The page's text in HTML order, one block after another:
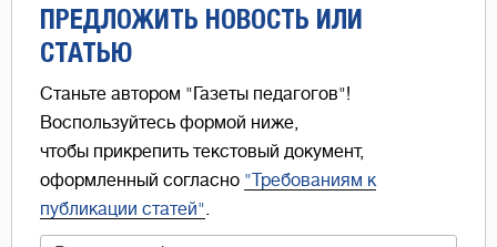
ПРЕДЛОЖИТЬ НОВОСТЬ ИЛИ
СТАТЬЮ
Станьте автором "Газеты педагогов"!
Воспользуйтесь формой ниже,
чтобы прикрепить текстовый документ,
оформленный согласно "Требованиям к
публикации статей"